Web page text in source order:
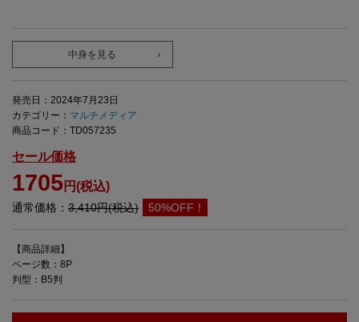
中身を見る
発売日：2024年7月23日
カテゴリー： マルチメディア
商品コード：TD057235
セール価格
1705円(税込)
通常価格： 3,410円(税込) 50%OFF！
【商品詳細】
ページ数：8P
判型：B5判